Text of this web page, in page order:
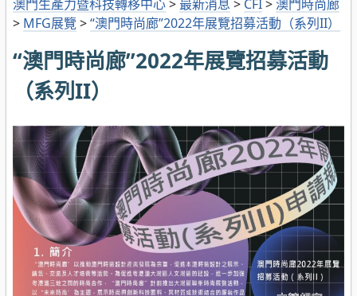
澳門生產力暨科技轉移中心> 最新消息 > CFI> 澳門時尚廊
> MFG展覽>“澳門時尚廊”2022年展覽招募活動（系列II）
“澳門時尚廊”2022年展覽招募活動
（系列II）